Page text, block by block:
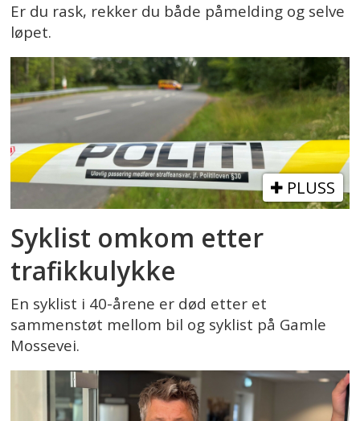
Er du rask, rekker du både påmelding og selve
løpet.
PLUSS
Syklist omkom etter
trafikkulykke
En syklist i 40-årene er død etter et
sammenstøt mellom bil og syklist på Gamle
Mossevei.